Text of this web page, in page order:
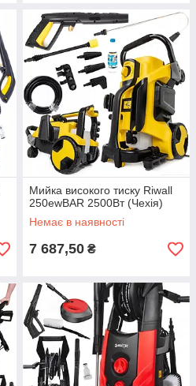
Мийка високого тиску Riwall
250ewBAR 2500Вт (Чехія)
Немає в наявності
7 687,50 ₴